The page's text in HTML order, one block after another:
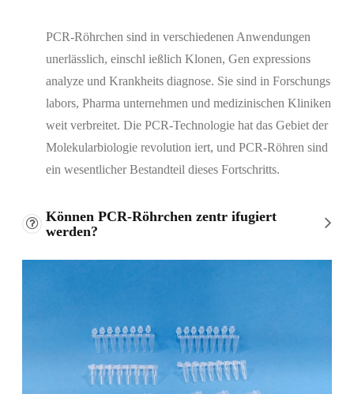
PCR-Röhrchen sind in verschiedenen Anwendungen
unerlässlich, einschl ießlich Klonen, Gen expressions
analyze und Krankheits diagnose. Sie sind in Forschungs
labors, Pharma unternehmen und medizinischen Kliniken
weit verbreitet. Die PCR-Technologie hat das Gebiet der
Molekularbiologie revolution iert, und PCR-Röhren sind
ein wesentlicher Bestandteil dieses Fortschritts.
Können PCR-Röhrchen zentr ifugiert
werden?